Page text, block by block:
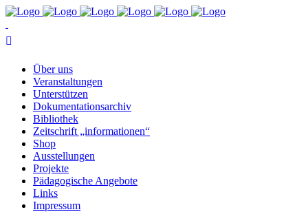
Über uns
Ver­an­stal­tun­gen
Un­ter­stüt­zen
Do­ku­men­ta­ti­ons­ar­chiv
Bi­blio­thek
Zeit­schrift „in­for­ma­tio­nen“
Shop
Aus­stel­lun­gen
Pro­jek­te
Päd­ago­gi­sche Angebote
Links
Im­pres­sum